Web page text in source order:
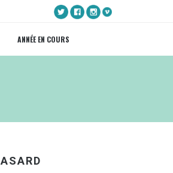
ANNÉE EN COURS